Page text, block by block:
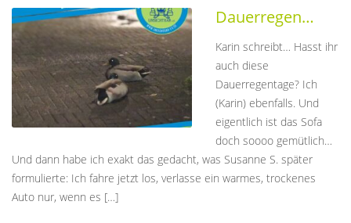
Dauerregen…
Karin schreibt… Hasst ihr
auch diese
Dauerregentage? Ich
(Karin) ebenfalls. Und
eigentlich ist das Sofa
doch soooo gemütlich…
Und dann habe ich exakt das gedacht, was Susanne S. später
formulierte: Ich fahre jetzt los, verlasse ein warmes, trockenes
Auto nur, wenn es […]